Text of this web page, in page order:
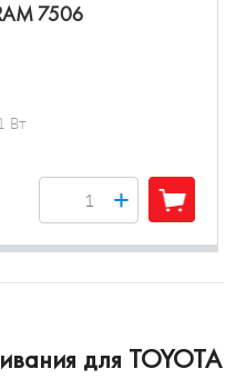
7506
Вт
+
для TOYOTA